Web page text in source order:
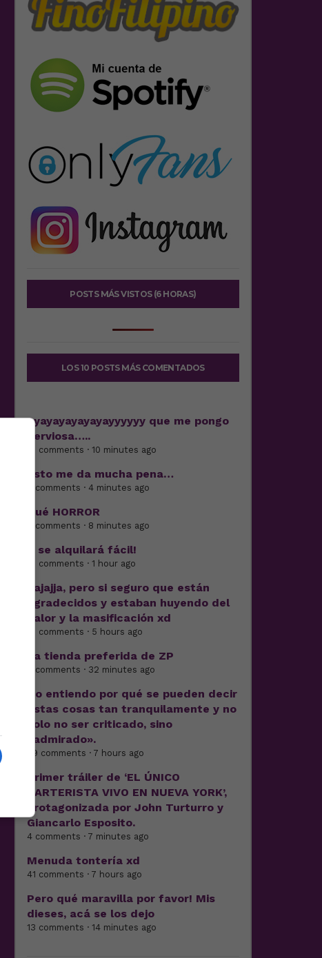
POSTS MÁS VISTOS (6 HORAS)
LOS 10 POSTS MÁS COMENTADOS
Ayayayayayayayyyyyy que me pongo
nerviosa…..
21 comments · 10 minutes ago
Esto me da mucha pena…
8 comments · 4 minutes ago
Qué HORROR
5 comments · 8 minutes ago
Y se alquilará fácil!
13 comments · 1 hour ago
Jajajja, pero si seguro que están
agradecidos y estaban huyendo del
calor y la masificación xd
15 comments · 5 hours ago
La tienda preferida de ZP
7 comments · 32 minutes ago
No entiendo por qué se pueden decir
estas cosas tan tranquilamente y no
solo no ser criticado, sino
«admirado».
29 comments · 7 hours ago
Primer tráiler de ‘EL ÚNICO
CARTERISTA VIVO EN NUEVA YORK’,
protagonizada por John Turturro y
Giancarlo Esposito.
4 comments · 7 minutes ago
Menuda tontería xd
41 comments · 7 hours ago
Pero qué maravilla por favor! Mis
dieses, acá se los dejo
13 comments · 14 minutes ago